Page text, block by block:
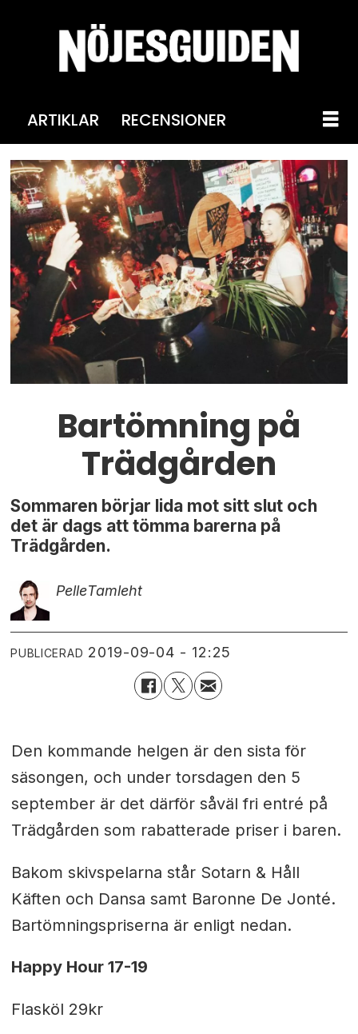
ARTIKLAR RECENSIONER
Bartömning på
Trädgården
Sommaren börjar lida mot sitt slut och
det är dags att tömma barerna på
Trädgården.
PelleTamleht
PUBLICERAD 2019-09-04 - 12:25
Den kommande helgen är den sista för
säsongen, och under torsdagen den 5
september är det därför såväl fri entré på
Trädgården som rabatterade priser i baren.
Bakom skivspelarna står Sotarn & Håll
Käften och Dansa samt Baronne De Jonté.
Bartömningspriserna är enligt nedan.
Happy Hour 17-19
Flasköl 29kr